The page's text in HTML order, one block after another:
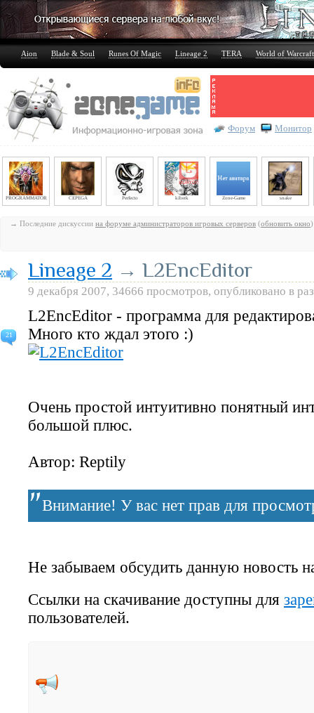
Aion Blade & Soul Runes Of Magic Lineage 2 TERA World of Warcraft
Форум Монитор
PROGRAMMATOR CEPEGA Perfecto kiberk Zone-Game snake
→ Последние дискуссии на форуме администраторов игровых серверов (обновить окно)
21
Lineage 2 → L2EncEditor
9 декабря 2007, 34666 просмотров, опубликовано в
L2EncEditor - программа для
Много кто ждал этого :)
Очень простой интуитивно понятный
большой плюс.
Автор: Reptily
Внимание! У вас нет прав для
Не забываем обсудить данную новость
Ссылки на скачивание доступны для
пользователей.